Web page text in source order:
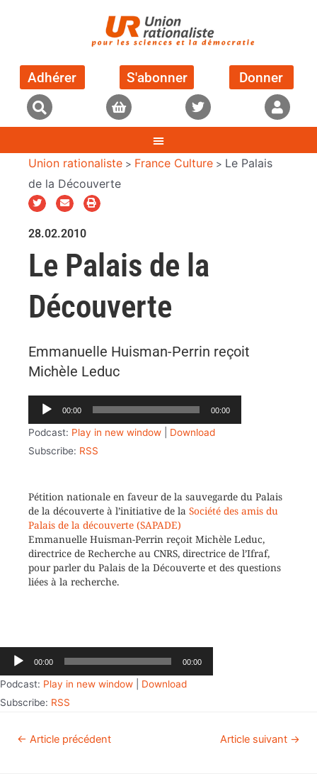
Adhérer S'abonner Donner
Union rationaliste > France Culture > Le Palais
de la Découverte
28.02.2010
Le Palais de la
Découverte
Emmanuelle Huisman-Perrin reçoit
Michèle Leduc
Lecteur
audio
00:00 00:00
Podcast: Play in new window
Download
Subscribe: RSS
Pétition nationale en faveur de la sauvegarde du Palais
de la découverte à l’initiative de la Société des amis du
Palais de la découverte (SAPADE)
Emmanuelle Huisman-Perrin reçoit Michèle Leduc,
directrice de Recherche au CNRS, directrice de l’Ifraf,
pour parler du Palais de la Découverte et des questions
liées à la recherche.
Lecteur
00:00 00:00
Podcast: Play in new window
Download
Subscribe: RSS
← Article précédent Article suivant →